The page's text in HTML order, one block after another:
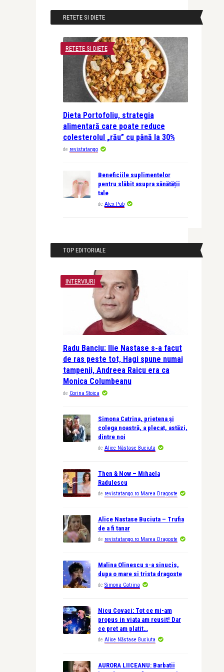
RETETE SI DIETE
RETETE SI DIETE
Dieta Portofoliu, strategia
alimentară care poate reduce
colesterolul „rău” cu până la 30%
de revistatango
Beneficiile suplimentelor
pentru slăbit asupra sănătății
tale
de Alex Pub
TOP EDITORIALE
INTERVIURI
Radu Banciu: Ilie Nastase s-a facut
de ras peste tot, Hagi spune numai
tampenii, Andreea Raicu era ca
Monica Columbeanu
de Corina Stoica
Simona Catrina, prietena și
colega noastră, a plecat, astăzi,
dintre noi
de Alice Năstase Buciuta
Then & Now – Mihaela
Radulescu
de revistatango.ro Marea Dragoste
Alice Nastase Buciuta – Trufia
de a fi tanar
de revistatango.ro Marea Dragoste
Malina Olinescu s-a sinucis,
dupa o mare si trista dragoste
de Simona Catrina
Nicu Covaci: Tot ce mi-am
propus in viata am reusit! Dar
ce pret am platit…
de Alice Năstase Buciuta
AURORA LIICEANU: Barbatii